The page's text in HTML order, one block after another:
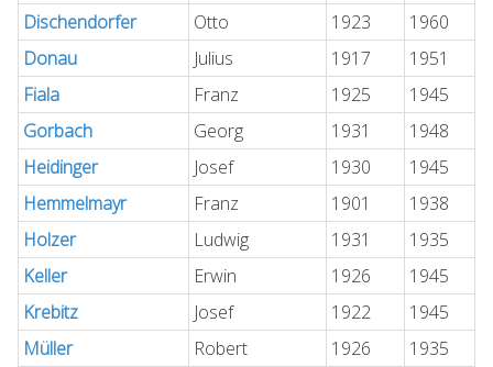
Dischendorfer
Otto 1923
1960
Donau
Julius 1917
1951
Fiala
Franz 1925
1945
Gorbach
Georg 1931
1948
Heidinger
Josef 1930
1945
Hemmelmayr
Franz 1901
1938
Holzer
Ludwig 1931
1935
Keller
Erwin 1926
1945
Krebitz
Josef 1922
1945
Müller
Robert 1926 1935